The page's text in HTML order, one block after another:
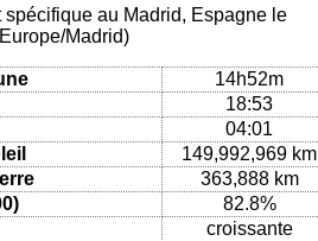
au Madrid, Espagne le
Madrid)
14h52m
18:53
04:01
149,992,969 km
363,888 km
82.8%
croissante